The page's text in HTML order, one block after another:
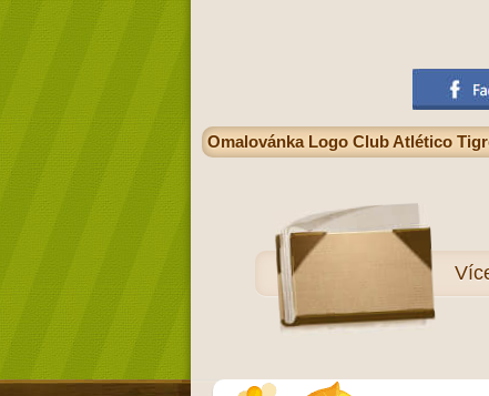
Omalovánka Logo Club Atlético